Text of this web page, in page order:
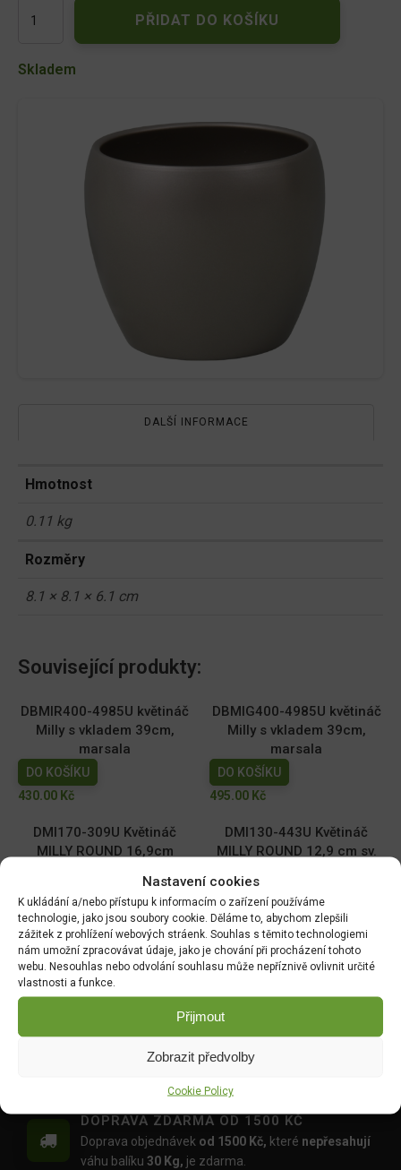
Nastavení cookies
K ukládání a/nebo přístupu k informacím o zařízení používáme
technologie, jako jsou soubory cookie. Děláme to, abychom zlepšili
zážitek z prohlížení webových stráenk. Souhlas s těmito technologiemi
nám umožní zpracovávat údaje, jako je chování při procházení tohoto
webu. Nesouhlas nebo odvolání souhlasu může nepříznivě ovlivnit určité
vlastnosti a funkce.
Přijmout
Zobrazit předvolby
Cookie Policy
LUNA
střibr.bronz.keramický
PŘIDAT DO KOŠÍKU
Skladem
DALŠÍ INFORMACE
Hmotnost
0.11 kg
Rozměry
8.1 × 8.1 × 6.1 cm
Související produkty:
DBMIR400-4985U květináč
Milly s vkladem 39cm,
marsala
DO KOŠÍKU
430.00 Kč
DBMIG400-4985U květináč
Milly s vkladem 39cm,
marsala
DO KOŠÍKU
495.00 Kč
DMI170-309U Květináč
MILLY ROUND 16,9cm
59.00Kč
DMI130-443U Květináč
MILLY ROUND 12,9 cm sv.
39.00Kč
DMI110-2411U Květináč
MILLY ROUND 10,9cm tm.
zelený
29.00Kč
DMI150-443U Květináč
MILLY ROUND 14,6cm sv.
DO KOŠÍKU
49.00Kč
DOPRAVA ZDARMA OD 1500 KČ
Doprava objednávek od 1500 Kč, které nepřesahují
váhu balíku 30 Kg, je zdarma.